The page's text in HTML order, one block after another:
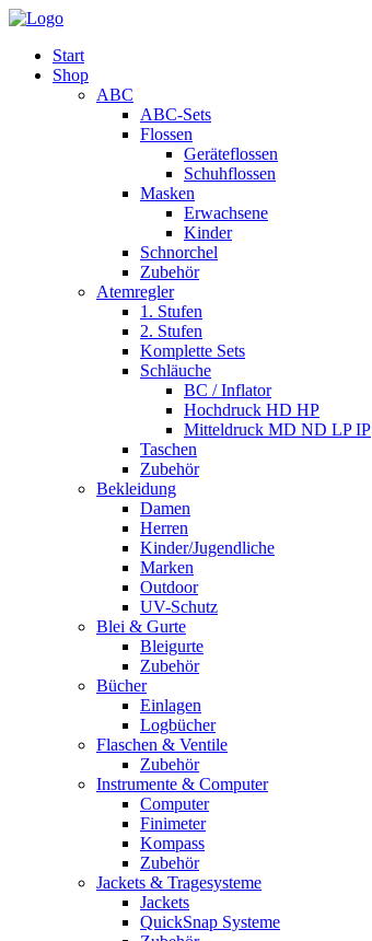
Start
Shop
ABC
ABC-Sets
Flossen
Geräteflossen
Schuhflossen
Masken
Erwachsene
Kinder
Schnorchel
Zubehör
Atemregler
1. Stufen
2. Stufen
Komplette Sets
Schläuche
BC / Inflator
Hochdruck HD HP
Mitteldruck MD ND LP IP
Taschen
Zubehör
Bekleidung
Damen
Herren
Kinder/Jugendliche
Marken
Outdoor
UV-Schutz
Blei & Gurte
Bleigurte
Zubehör
Bücher
Einlagen
Logbücher
Flaschen & Ventile
Zubehör
Instrumente & Computer
Computer
Finimeter
Kompass
Zubehör
Jackets & Tragesysteme
Jackets
QuickSnap Systeme